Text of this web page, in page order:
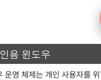
용 윈도우
운영 체제는 개인 사용자를